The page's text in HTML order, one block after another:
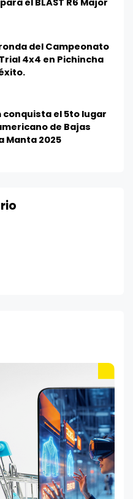
el BLAST R6 Major
del Campeonato
4x4 en Pichincha
conquista el 5to lugar
de Bajas
Manta 2025